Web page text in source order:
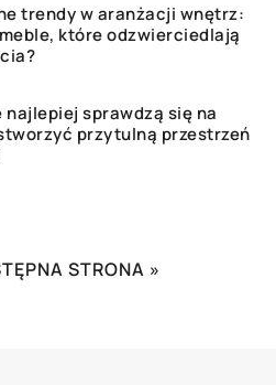
trendy w aranżacji wnętrz:
które odzwierciedlają
najlepiej sprawdzą się na
przytulną przestrzeń
STRONA »